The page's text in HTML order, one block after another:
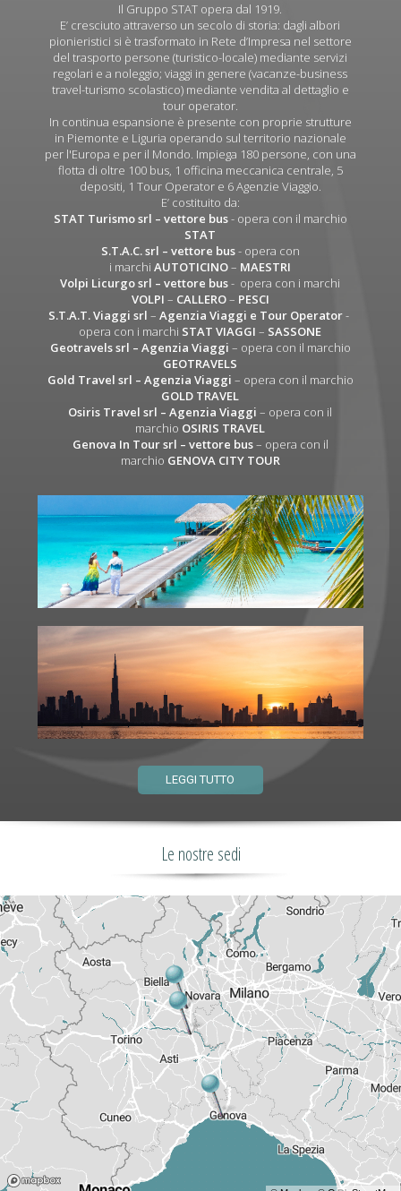
Il Gruppo STAT opera dal 1919.
E’ cresciuto attraverso un secolo di storia: dagli albori
pionieristici si è trasformato in Rete d’Impresa nel settore
del trasporto persone (turistico-locale) mediante servizi
regolari e a noleggio; viaggi in genere (vacanze-business
travel-turismo scolastico) mediante vendita al dettaglio e
tour operator.
In continua espansione è presente con proprie strutture
in Piemonte e Liguria operando sul territorio nazionale
per l'Europa e per il Mondo. Impiega 180 persone, con una
flotta di oltre 100 bus, 1 officina meccanica centrale, 5
depositi, 1 Tour Operator e 6 Agenzie Viaggio.
E’ costituito da:
STAT Turismo srl – vettore bus- opera con il marchio
STAT
S.T.A.C. srl – vettore bus- opera con
i marchiAUTOTICINO– MAESTRI
Volpi Licurgo srl – vettore bus- opera con i marchi
VOLPI – CALLERO– PESCI
S.T.A.T. Viaggi srl –Agenzia Viaggi e Tour Operator-
opera con i marchi STAT VIAGGI – SASSONE
Geotravels srl – Agenzia Viaggi – opera con il marchio
GEOTRAVELS
Gold Travel srl – Agenzia Viaggi – opera con il marchio
GOLD TRAVEL
Osiris Travel srl – Agenzia Viaggi – opera con il
marchio OSIRIS TRAVEL
Genova In Tour srl – vettore bus– opera con il
marchio GENOVA CITY TOUR
LEGGI TUTTO
Le nostre sedi